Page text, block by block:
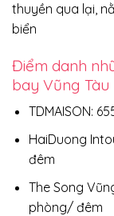
thuyền qua lại,
biển
Điểm danh
bay Vũng Tàu
TDMAISON:
HaiDuong
đêm
The Song
phòng/ đêm